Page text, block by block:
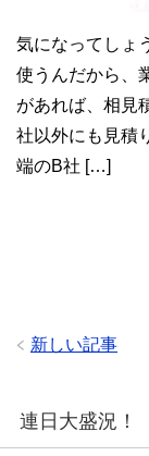
気になってしょ
使うんだから、
があれば、相見
社以外にも見積
端のB社 […]
新しい記事
連日大盛況！